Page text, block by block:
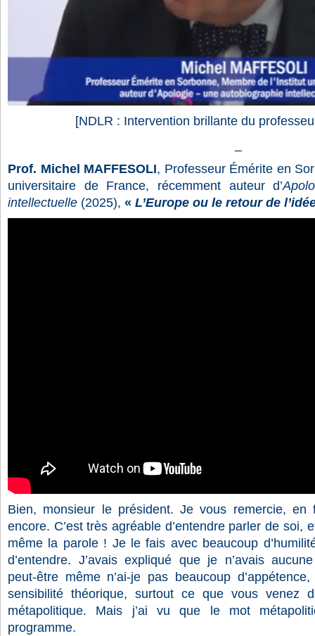
[NDLR : Intervention brillante du
Prof. Michel MAFFESOLI, Professeur Émérite en
universitaire de France, récemment auteur d’
intellectuelle (2025), « L’Europe ou le retour de
Bien, monsieur le président. Je vous remercie,
encore. C’est très agréable d’entendre parler de soi,
même la parole ! Je le fais avec beaucoup
d’entendre. J’avais expliqué que je n’avais
peut-être même n’ai-je pas beaucoup
sensibilité théorique, surtout ce que vous venez
métapolitique. Mais j’ai vu que le mot
programme.